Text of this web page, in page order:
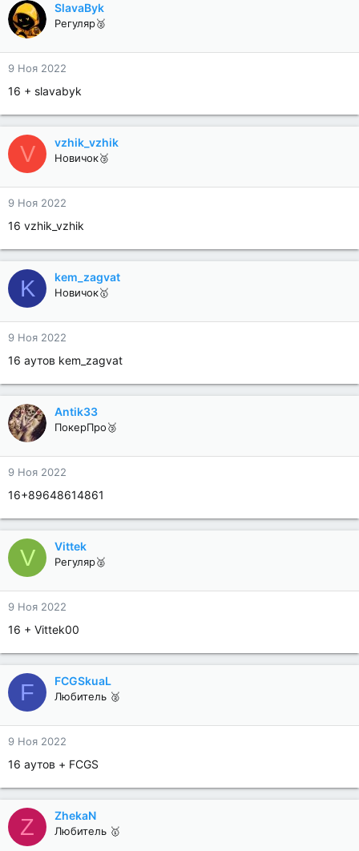
SlavaByk
Регуляр🥈
9 Ноя 2022
16 + slavabyk
V vzhik_vzhik
Новичок🥉
9 Ноя 2022
16 vzhik_vzhik
K kem_zagvat
Новичок🥇
9 Ноя 2022
16 аутов kem_zagvat
Antik33
ПокерПро🥉
9 Ноя 2022
16+89648614861
V Vittek
Регуляр🥈
9 Ноя 2022
16 + Vittek00
F FCGSkuaL
Любитель 🥈
9 Ноя 2022
16 аутов + FCGS
Z ZhekaN
Любитель 🥇